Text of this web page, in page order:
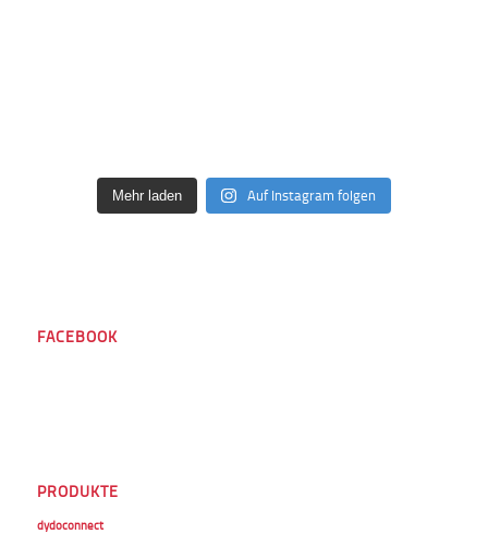
Mehr laden Auf Instagram folgen
FACEBOOK
PRODUKTE
dydoconnect